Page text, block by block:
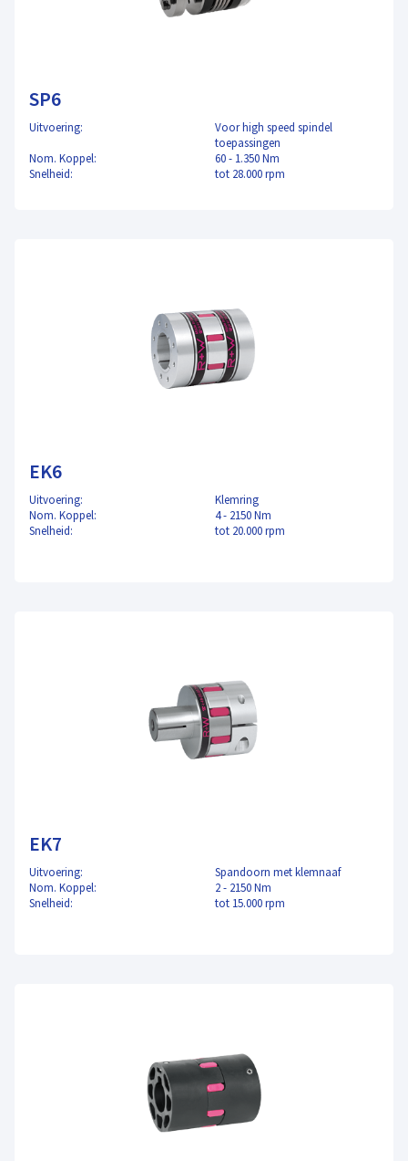
SP6
Uitvoering:
Voor high speed spindel
toepassingen
Nom. Koppel:
60 - 1.350 Nm
Snelheid:
tot 28.000 rpm
EK6
Uitvoering:
Klemring
Nom. Koppel:
4 - 2150 Nm
Snelheid:
tot 20.000 rpm
EK7
Uitvoering:
Spandoorn met klemnaaf
Nom. Koppel:
2 - 2150 Nm
Snelheid:
tot 15.000 rpm